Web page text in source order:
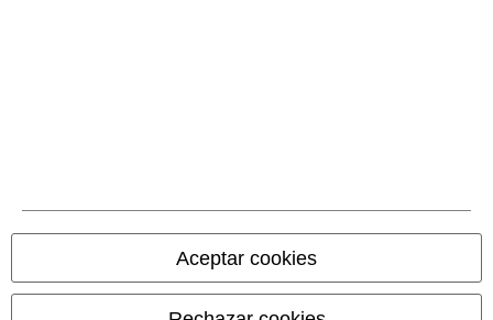
Aceptar cookies
© 1986-2026 E.M.P. Merchandising HGmbH